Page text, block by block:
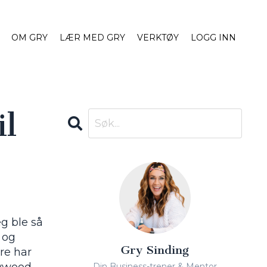
OM GRY LÆR MED GRY VERKTØY LOGG INN
ble så
har
Gry Sinding